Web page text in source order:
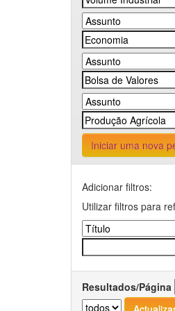
Iniciar uma nova
Adicionar filtros:
Utilizar filtros para
Resultados/Página